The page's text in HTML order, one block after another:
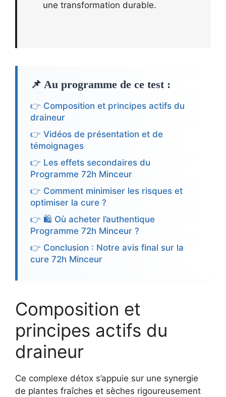
une transformation durable.
📌 Au programme de ce test :
👉 Composition et principes actifs du
draineur
👉 Vidéos de présentation et de
témoignages
👉 Les effets secondaires du
Programme 72h Minceur
👉 Comment minimiser les risques et
optimiser la cure ?
👉 🛍️ Où acheter l’authentique
Programme 72h Minceur ?
👉 Conclusion : Notre avis final sur la
cure 72h Minceur
Composition et
principes actifs du
draineur
Ce complexe détox s’appuie sur une synergie
de plantes fraîches et sèches rigoureusement